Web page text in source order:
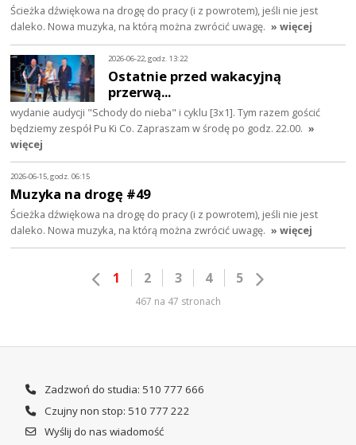
Ścieżka dźwiękowa na drogę do pracy (i z powrotem), jeśli nie jest
daleko. Nowa muzyka, na którą można zwrócić uwagę. » więcej
2026-06-22, godz. 13:22
Ostatnie przed wakacyjną
przerwą...
wydanie audycji "Schody do nieba" i cyklu [3x1]. Tym razem gościć
będziemy zespół Pu Ki Co. Zapraszam w środę po godz. 22.00. »
więcej
2026-06-15, godz. 06:15
Muzyka na drogę #49
Ścieżka dźwiękowa na drogę do pracy (i z powrotem), jeśli nie jest
daleko. Nowa muzyka, na którą można zwrócić uwagę. » więcej
1 2 3 4 5
467 na 47 stronach
Zadzwoń do studia: 510 777 666
Czujny non stop: 510 777 222
Wyślij do nas wiadomość